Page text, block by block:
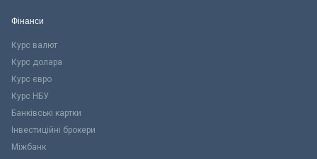
Фінанси
Курс валют
Курс долара
Курс євро
Курс НБУ
Банківські картки
Інвестиційні брокери
Міжбанк